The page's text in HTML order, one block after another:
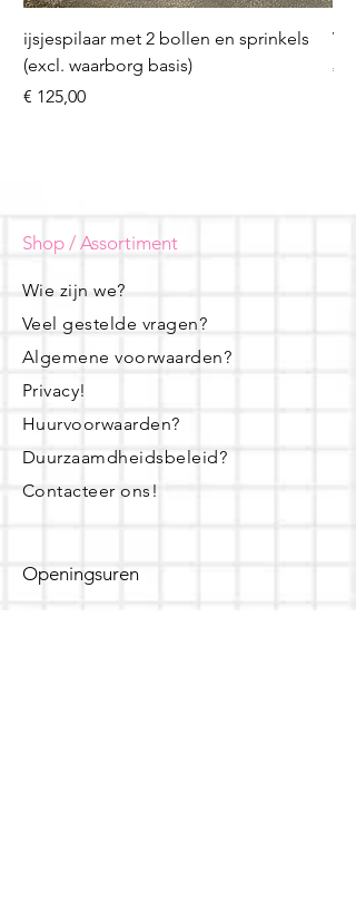
ijsjespilaar met 2 bollen en sprinkels
(excl. waarborg basis)
Prijs
€ 125,00
Prijs
€
Shop / Assortiment
Wie zijn we?
Veel gestelde vragen?
Algemene voorwaarden?
Privacy!
Huurvoorwaarden?
Duurzaamdheidsbeleid?
Contacteer ons!
Openingsuren